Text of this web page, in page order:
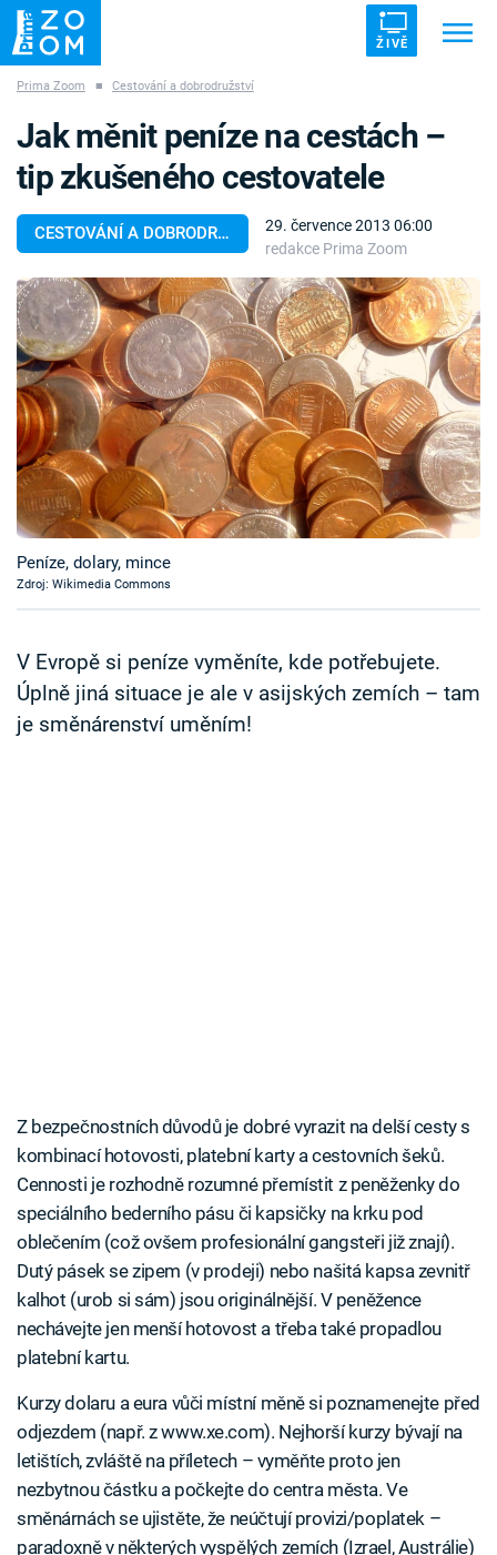
ŽIVĚ
ZÁHADY VETŘELCI DÁVNOVĚKU
Témata
Témata
Pořady
TV Program
Časopis
Sledujte prima+
Sledujte nás
Prima Zoom ■ Cestování a dobrodružství
CESTOVÁNÍ A DOBRODRUŽSTVÍ
29. července 2013 06:00
redakce Prima Zoom
Jak měnit peníze na cestách –
tip zkušeného cestovatele
Peníze, dolary, mince
Zdroj: Wikimedia Commons
V Evropě si peníze vyměníte, kde potřebujete.
Úplně jiná situace je ale v asijských zemích – tam
je směnárenství uměním!
Z bezpečnostních důvodů je dobré vyrazit na delší cesty s
kombinací hotovosti, platební karty a cestovních šeků.
Cennosti je rozhodně rozumné přemístit z peněženky do
speciálního bederního pásu či kapsičky na krku pod
oblečením (což ovšem profesionální gangsteři již znají).
Dutý pásek se zipem (v prodeji) nebo našitá kapsa zevnitř
kalhot (urob si sám) jsou originálnější. V peněžence
nechávejte jen menší hotovost a třeba také propadlou
platební kartu.
Kurzy dolaru a eura vůči místní měně si poznamenejte před
odjezdem (např. z www.xe.com). Nejhorší kurzy bývají na
letištích, zvláště na příletech – vyměňte proto jen
nezbytnou částku a počkejte do centra města. Ve
směnárnách se ujistěte, že neúčtují provizi/poplatek –
paradoxně v některých vyspělých zemích (Izrael, Austrálie)